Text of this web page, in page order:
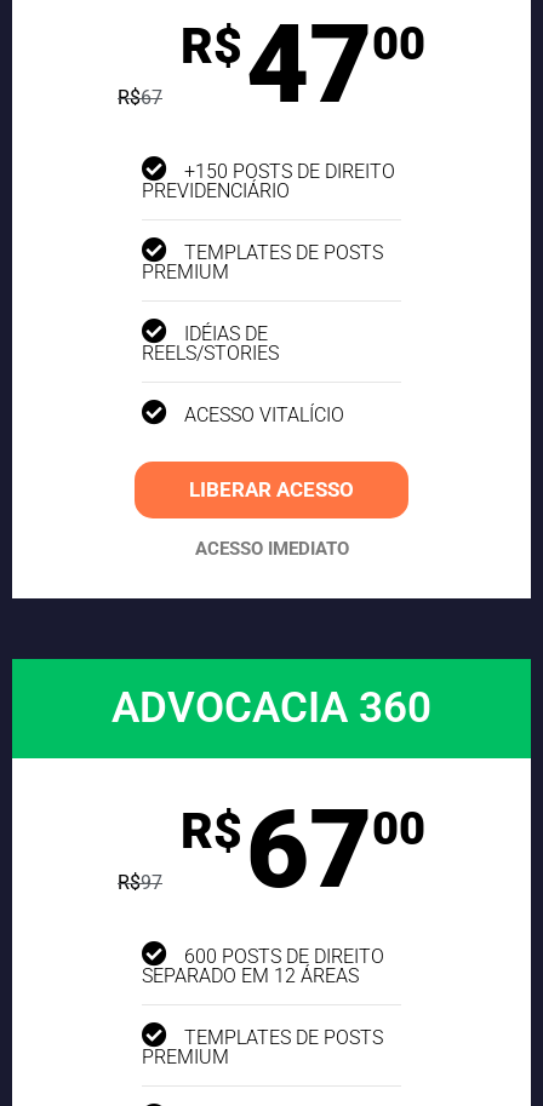
R$67
R$4700
+150 POSTS DE DIREITO
PREVIDENCIÁRIO
TEMPLATES DE POSTS
PREMIUM
IDÉIAS DE
REELS/STORIES
ACESSO VITALÍCIO
LIBERAR ACESSO
ACESSO IMEDIATO
ADVOCACIA 360
R$97
R$6700
600 POSTS DE DIREITO
SEPARADO EM 12 ÁREAS
TEMPLATES DE POSTS
PREMIUM